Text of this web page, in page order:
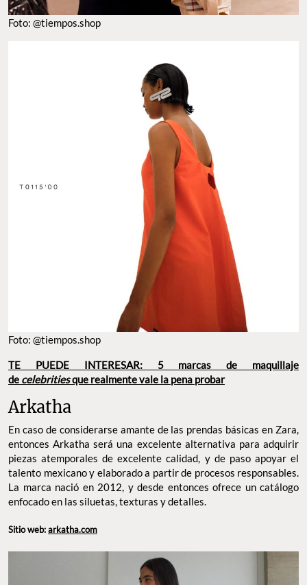
Foto: @tiempos.shop
Foto: @tiempos.shop
TE PUEDE INTERESAR: 5 marcas de maquillaje
de celebritiesque realmente vale la pena probar
Arkatha
En caso de considerarse amante de las prendas básicas en Zara,
entonces Arkatha será una excelente alternativa para adquirir
piezas atemporales de excelente calidad, y de paso apoyar el
talento mexicano y elaborado a partir de procesos responsables.
La marca nació en 2012, y desde entonces ofrece un catálogo
enfocado en las siluetas, texturas y detalles.
Sitio web:arkatha.com